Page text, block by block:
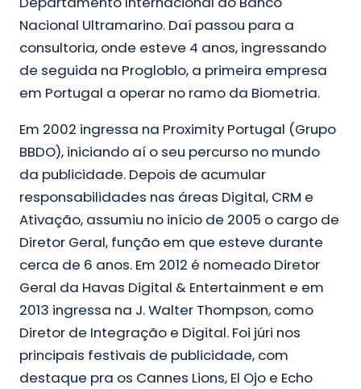
Nacional Ultramarino. Daí passou para a
consultoria, onde esteve 4 anos, ingressando
de seguida na Progloblo, a primeira empresa
em Portugal a operar no ramo da Biometria.
Em 2002 ingressa na Proximity Portugal (Grupo
BBDO), iniciando aí o seu percurso no mundo
da publicidade. Depois de acumular
responsabilidades nas áreas Digital, CRM e
Ativação, assumiu no início de 2005 o cargo de
Diretor Geral, função em que esteve durante
cerca de 6 anos. Em 2012 é nomeado Diretor
Geral da Havas Digital & Entertainment e em
2013 ingressa na J. Walter Thompson, como
Diretor de Integração e Digital. Foi júri nos
principais festivais de publicidade, com
destaque pra os Cannes Lions, El Ojo e Echo